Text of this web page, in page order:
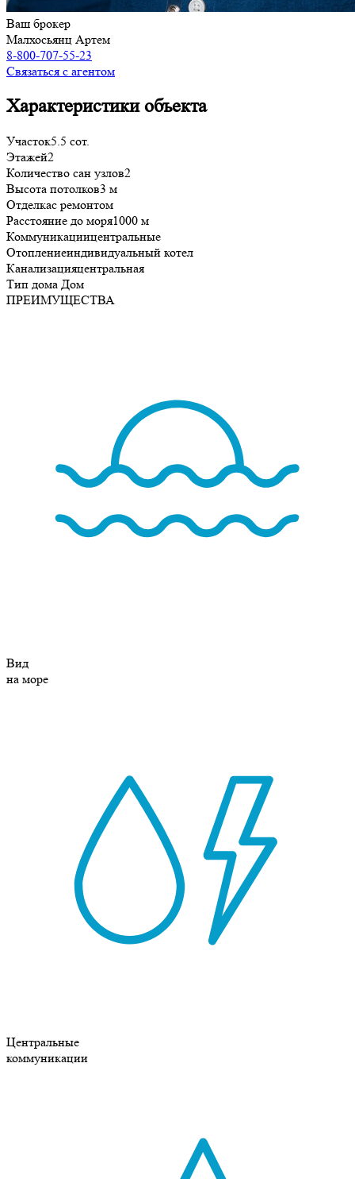
Ваш брокер
Малхосьянц Артем
8-800-707-55-23
Связаться с агентом
Характеристики объекта
Участок5.5 сот.
Этажей2
Количество сан узлов2
Высота потолков3 м
Отделкас ремонтом
Расстояние до моря1000 м
Коммуникациицентральные
Отоплениеиндивидуальный котел
Канализацияцентральная
Тип дома Дом
ПРЕИМУЩЕСТВА
Вид
на море
Центральные
коммуникации